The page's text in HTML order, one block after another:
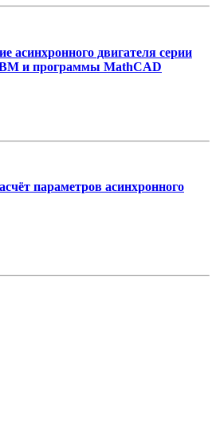
асинхронного двигателя серии
и программы MathCAD
параметров асинхронного